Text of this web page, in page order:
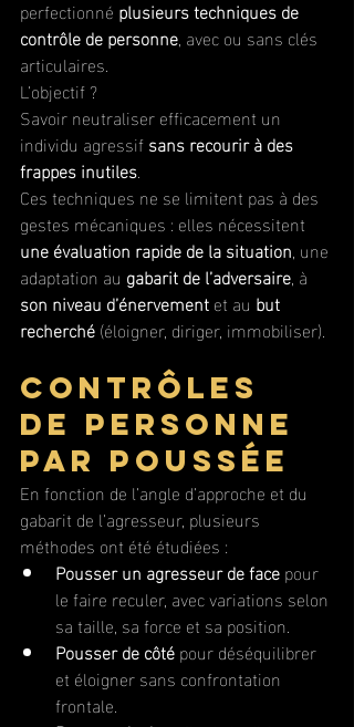
perfectionné plusieurs techniques de
contrôle de personne, avec ou sans clés
articulaires.
L’objectif ?
Savoir neutraliser efficacement un
individu agressif sans recourir à des
frappes inutiles.
Ces techniques ne se limitent pas à des
gestes mécaniques : elles nécessitent
une évaluation rapide de la situation, une
adaptation au gabarit de l’adversaire, à
son niveau d’énervement et au but
recherché (éloigner, diriger, immobiliser).
Contrôles
de personne
par poussée
En fonction de l’angle d’approche et du
gabarit de l’agresseur, plusieurs
méthodes ont été étudiées :
Pousser un agresseur de face pour
le faire reculer, avec variations selon
sa taille, sa force et sa position.
Pousser de côté pour déséquilibrer
et éloigner sans confrontation
frontale.